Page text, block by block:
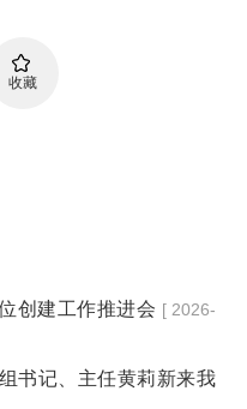
收藏
创建工作推进会 [ 2026-
书记、主任黄莉新来我